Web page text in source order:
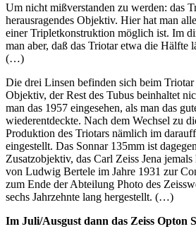
Um nicht mißverstanden zu werden: das
herausragendes Objektiv. Hier hat man
einer Tripletkonstruktion möglich ist. Im
man aber, daß das Triotar etwa die Hälfte
(…)
Die drei Linsen befinden sich beim
Objektiv, der Rest des Tubus beinhaltet
man das 1957 eingesehen, als man das
wiederentdeckte. Nach dem Wechsel zu
Produktion des Triotars nämlich im
eingestellt. Das Sonnar 135mm ist
Zusatzobjektiv, das Carl Zeiss Jena
von Ludwig Bertele im Jahre 1931 zur
zum Ende der Abteilung Photo des
sechs Jahrzehnte lang hergestellt. (…)
Im Juli/Ausgust dann das Zeiss Opton